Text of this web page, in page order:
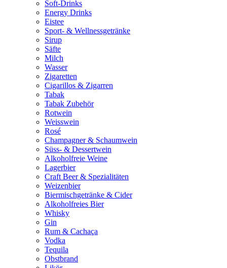
Soft-Drinks
Energy Drinks
Eistee
Sport- & Wellnessgetränke
Sirup
Säfte
Milch
Wasser
Zigaretten
Cigarillos & Zigarren
Tabak
Tabak Zubehör
Rotwein
Weisswein
Rosé
Champagner & Schaumwein
Süss- & Dessertwein
Alkoholfreie Weine
Lagerbier
Craft Beer & Spezialitäten
Weizenbier
Biermischgetränke & Cider
Alkoholfreies Bier
Whisky
Gin
Rum & Cachaça
Vodka
Tequila
Obstbrand